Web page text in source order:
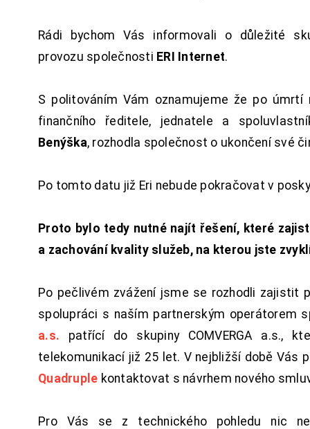
Rádi bychom Vás informovali o důležité
provozu společnosti ERI Internet.
S politováním Vám oznamujeme že po úmrtí
finančního ředitele, jednatele a
Benýška, rozhodla společnost o ukončení své
Po tomto datu již Eri nebude pokračovat v
Proto bylo tedy nutné najít řešení, které
a zachování kvality služeb, na kterou jste
Po pečlivém zvážení jsme se rozhodli zajistit
spolupráci s naším partnerským operátorem
a.s. patřící do skupiny COMVERGA a.s.,
telekomunikací již 25 let. V nejbližší době Vás
Quadruple kontaktovat s návrhem nového
Pro Vás se z technického pohledu nic